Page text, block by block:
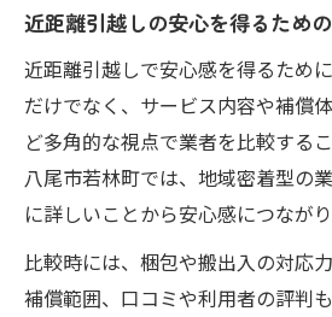
近距離引越しの安心を得るため
近距離引越しで安心感を得るため
だけでなく、サービス内容や補償
ど多角的な視点で業者を比較する
八尾市若林町では、地域密着型の
に詳しいことから安心感につながり
比較時には、梱包や搬出入の対応
補償範囲、口コミや利用者の評判